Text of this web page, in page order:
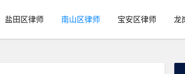
盐田区律师 南山区律师 宝安区律师 龙